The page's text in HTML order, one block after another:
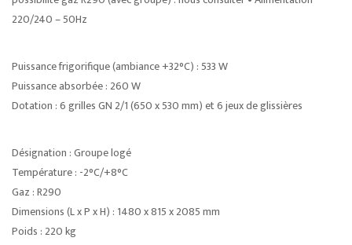
220/240 – 50Hz
Puissance frigorifique (ambiance +32°C) : 533 W
Puissance absorbée : 260 W
Dotation : 6 grilles GN 2/1 (650 x 530 mm) et 6 jeux de glissières
Désignation : Groupe logé
Température : -2°C/+8°C
Gaz : R290
Dimensions (L x P x H) : 1480 x 815 x 2085 mm
Poids : 220 kg